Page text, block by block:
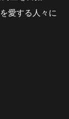
愛する人々に